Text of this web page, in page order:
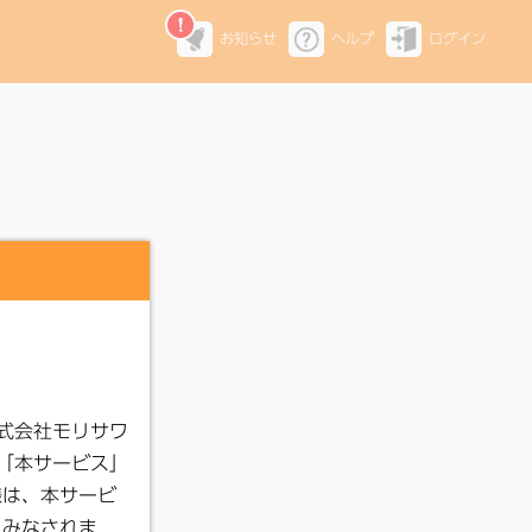
お知らせ ヘルプ ログイン